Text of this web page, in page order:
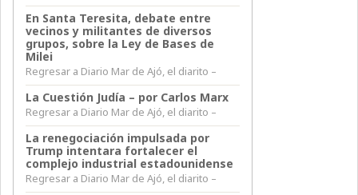
En Santa Teresita, debate entre
vecinos y militantes de diversos
grupos, sobre la Ley de Bases de
Milei
Regresar a Diario Mar de Ajó, el diarito –
La Cuestión Judía – por Carlos Marx
Regresar a Diario Mar de Ajó, el diarito –
La renegociación impulsada por
Trump intentara fortalecer el
complejo industrial estadounidense
Regresar a Diario Mar de Ajó, el diarito –